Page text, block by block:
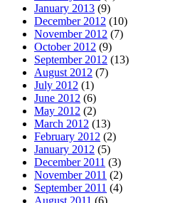
January 2013 (9)
December 2012 (10)
November 2012 (7)
October 2012 (9)
September 2012 (13)
August 2012 (7)
July 2012 (1)
June 2012 (6)
May 2012 (2)
March 2012 (13)
February 2012 (2)
January 2012 (5)
December 2011 (3)
November 2011 (2)
September 2011 (4)